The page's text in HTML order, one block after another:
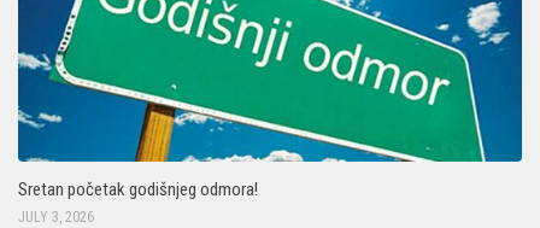
Sretan početak godišnjeg odmora!
JULY 3, 2026